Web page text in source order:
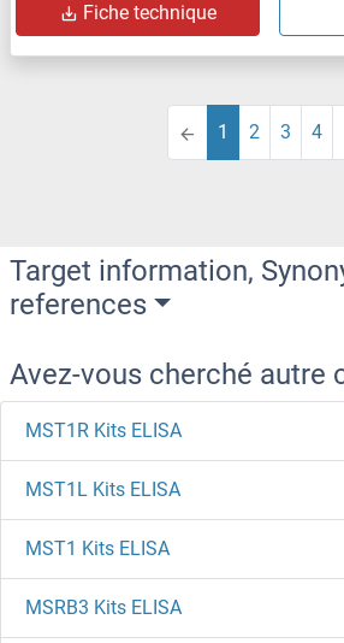
Fiche technique
1 2 3 4
Target information,
references
Avez-vous cherché autre
MST1R Kits ELISA
MST1L Kits ELISA
MST1 Kits ELISA
MSRB3 Kits ELISA